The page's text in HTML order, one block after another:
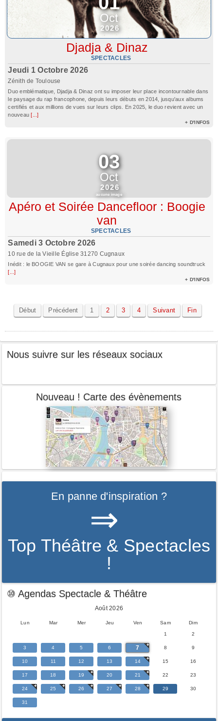
Oct
2026
Djadja & Dinaz
SPECTACLES
Jeudi 1 Octobre 2026
Zénith de Toulouse
Duo emblématique, Djadja & Dinaz ont su imposer leur place incontournable dans
le paysage du rap francophone, depuis leurs débuts en 2014, jusqu'aux albums
certifiés et aux millions de vues sur leurs clips. En 2025, le duo revient avec un
nouveau[...]
+ D'INFOS
03
Oct
2026
aucune image
Apéro et Soirée Dancefloor : Boogie
van
SPECTACLES
Samedi 3 Octobre 2026
10 rue de la Vieille Église 31270 Cugnaux
Inédit : le BOOGIE VAN se gare à Cugnaux pour une soirée dancing soundtruck
[...]
+ D'INFOS
Début Précédent 1 2 3 4 Suivant Fin
Nous suivre sur les réseaux sociaux
Nouveau ! Carte des évènements
En panne d'inspiration ?
⇒
Top Théâtre & Spectacles
!
⑩ Agendas Spectacle & Théâtre
Août 2026
Lun Mar Mer Jeu Ven Sam Dim
1 2
3 4 5 6 7 8 9
10 11 12 13 14 15 16
17 18 19 20 21 22 23
24 25 26 27 28 29 30
31